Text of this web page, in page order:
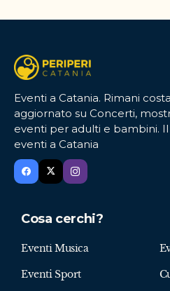
Eventi a Catania. Rimani
aggiornato su Concerti,
eventi per adulti e bambini.
eventi a Catania
Cosa cerchi?
Eventi Musica
Eventi Sport